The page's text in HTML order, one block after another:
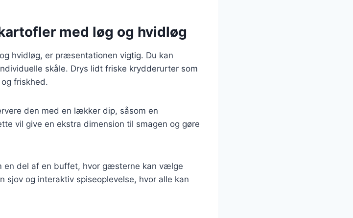
med løg og hvidløg
hvidløg, er præsentationen vigtig. Du kan
skåle. Drys lidt friske krydderurter som
friskhed.
den med en lækker dip, såsom en
vil give en ekstra dimension til smagen og gøre
en del af en buffet, hvor gæsterne kan vælge
sjov og interaktiv spiseoplevelse, hvor alle kan